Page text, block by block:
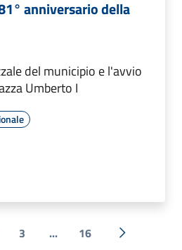
anniversario della
del municipio e l'avvio
Umberto I
3 ... 16 Successiva